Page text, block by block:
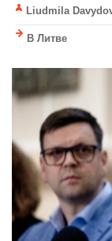
Liudmila
В Литве